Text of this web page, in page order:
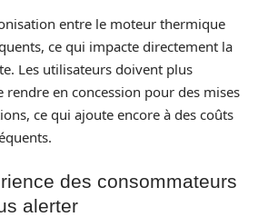
entre le moteur thermique
ce qui impacte directement la
Les utilisateurs doivent plus
rendre en concession pour des mises
ce qui ajoute encore à des coûts
des consommateurs
alerter